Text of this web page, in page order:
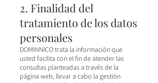
2. Finalidad del
tratamiento de los datos
personales
DOMINNICO trata la información que
usted facilita con el fin de atender las
consultas planteadas a través de la
página web, llevar a cabo la gestión